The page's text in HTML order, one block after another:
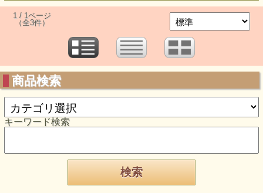
1 / 1ページ
（全3件）
商品検索
キーワード検索